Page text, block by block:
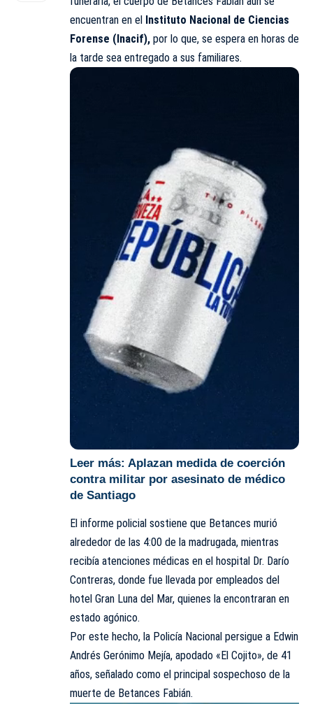
encuentran en el Instituto Nacional de Ciencias
Forense (Inacif), por lo que, se espera en horas de
la tarde sea entregado a sus familiares.
Leer más: Aplazan medida de coerción
contra militar por asesinato de médico
de Santiago
El informe policial sostiene que Betances murió
alrededor de las 4:00 de la madrugada, mientras
recibía atenciones médicas en el hospital Dr. Darío
Contreras, donde fue llevada por empleados del
hotel Gran Luna del Mar, quienes la encontraran en
estado agónico.
Por este hecho, la Policía Nacional persigue a Edwin
Andrés Gerónimo Mejía, apodado «El Cojito», de 41
años, señalado como el principal sospechoso de la
muerte de Betances Fabián.